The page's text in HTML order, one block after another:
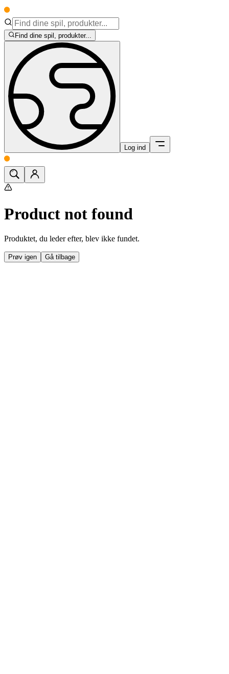
Find dine spil, produkter...
Log ind
Product not found
Produktet, du leder efter, blev ikke fundet.
Prøv igen Gå tilbage